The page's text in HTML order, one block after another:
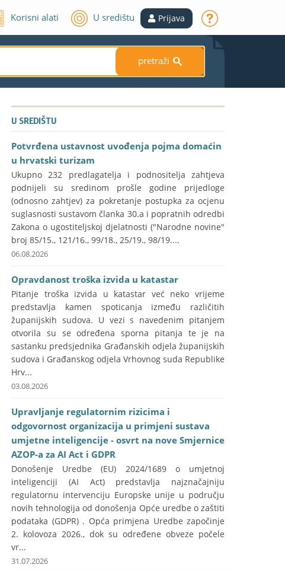
Korisni alati U središtu Prijava
pretraži S
U SREDIŠTU
Potvrđena ustavnost uvođenja pojma domaćin
u hrvatski turizam
Ukupno 232 predlagatelja i podnositelja zahtjeva
podnijeli su sredinom prošle godine prijedloge
(odnosno zahtjev) za pokretanje postupka za ocjenu
suglasnosti sustavom članka 30.a i popratnih odredbi
Zakona o ugostiteljskoj djelatnosti ("Narodne novine"
broj 85/15., 121/16., 99/18., 25/19., 98/19....
06.08.2026
Opravdanost troška izvida u katastar
Pitanje troška izvida u katastar već neko vrijeme
predstavlja kamen spoticanja između različitih
županijskih sudova. U vezi s navedenim pitanjem
otvorila su se određena sporna pitanja te je na
sastanku predsjednika Građanskih odjela županijskih
sudova i Građanskog odjela Vrhovnog suda Republike
Hrv...
03.08.2026
Upravljanje regulatornim rizicima i
odgovornost organizacija u primjeni sustava
umjetne inteligencije - osvrt na nove Smjernice
AZOP-a za AI Act i GDPR
Donošenje Uredbe (EU) 2024/1689 o umjetnoj
inteligenciji (AI Act) predstavlja najznačajniju
regulatornu intervenciju Europske unije u području
novih tehnologija od donošenja Opće uredbe o zaštiti
podataka (GDPR) . Opća primjena Uredbe započinje
2. kolovoza 2026., dok su određene obveze počele
vr...
31.07.2026